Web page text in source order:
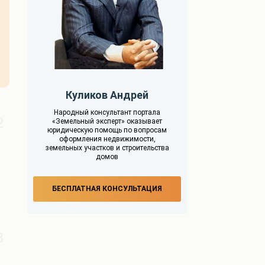
Куликов Андрей
Народный консультант портала
«Земельный эксперт» оказывает
юридическую помощь по вопросам
оформления недвижимости,
земельных участков и строительства
домов
БЕСПЛАТНАЯ КОНСУЛЬТАЦИЯ